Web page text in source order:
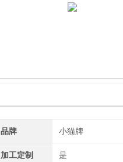
品牌 小猫牌
加工定制 是